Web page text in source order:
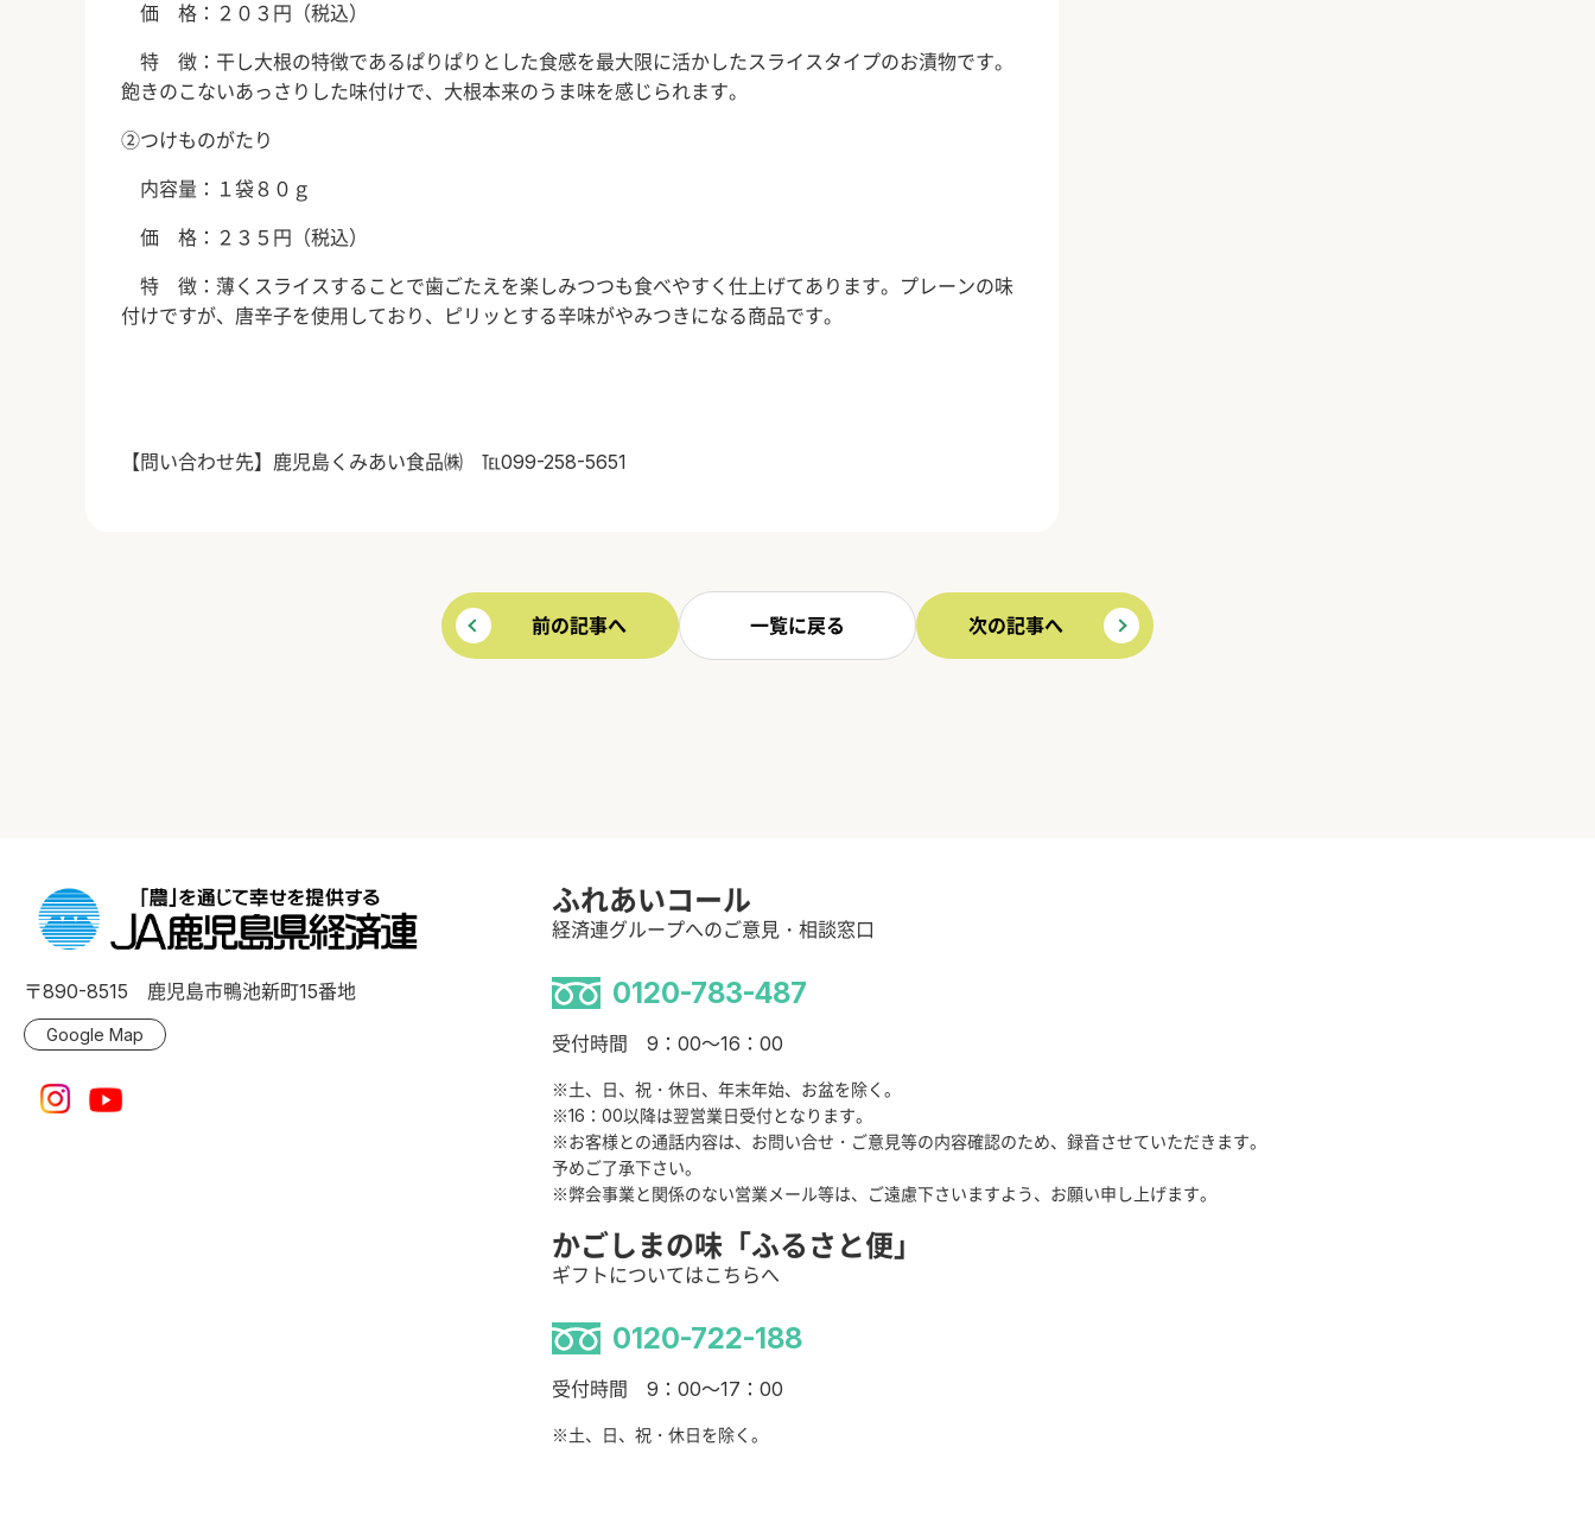
価 格：２０３円（税込）
特 徴：干し大根の特徴であるぱりぱりとした食感を最大限に活かしたスライスタイプのお漬物です。
飽きのこないあっさりした味付けで、大根本来のうま味を感じられます。
②つけものがたり
内容量：１袋８０ｇ
価 格：２３５円（税込）
特 徴：薄くスライスすることで歯ごたえを楽しみつつも食べやすく仕上げてあります。プレーンの味
付けですが、唐辛子を使用しており、ピリッとする辛味がやみつきになる商品です。
【問い合わせ先】鹿児島くみあい食品㈱ ℡099-258-5651
前の記事へ 一覧に戻る 次の記事へ
〒890-8515 鹿児島市鴨池新町15番地
Google Map
ふれあいコール
経済連グループへのご意見・相談窓口
0120-783-487
受付時間 9：00～16：00
※土、日、祝・休日、年末年始、お盆を除く。
※16：00以降は翌営業日受付となります。
※お客様との通話内容は、お問い合せ・ご意見等の内容確認のため、録音させていただきます。
予めご了承下さい。
※弊会事業と関係のない営業メール等は、ご遠慮下さいますよう、お願い申し上げます。
かごしまの味「ふるさと便」
ギフトについてはこちらへ
0120-722-188
受付時間 9：00～17：00
※土、日、祝・休日を除く。